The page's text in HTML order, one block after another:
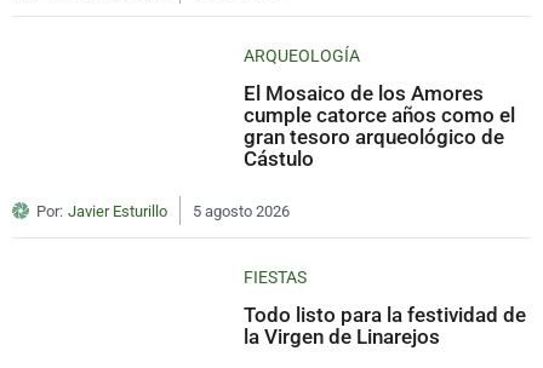
ARQUEOLOGÍA
El Mosaico de los Amores
cumple catorce años como el
gran tesoro arqueológico de
Cástulo
Por: Javier Esturillo 5 agosto 2026
FIESTAS
Todo listo para la festividad de
la Virgen de Linarejos